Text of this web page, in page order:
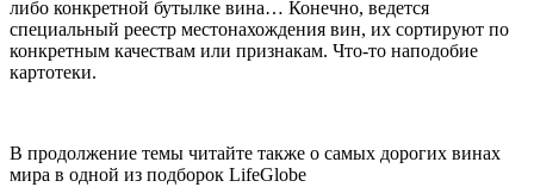
либо конкретной бутылке вина… Конечно, ведется
специальный реестр местонахождения вин, их сортируют по
конкретным качествам или признакам. Что-то наподобие
картотеки.
В продолжение темы читайте также о самых дорогих винах
мира в одной из подборок LifeGlobe